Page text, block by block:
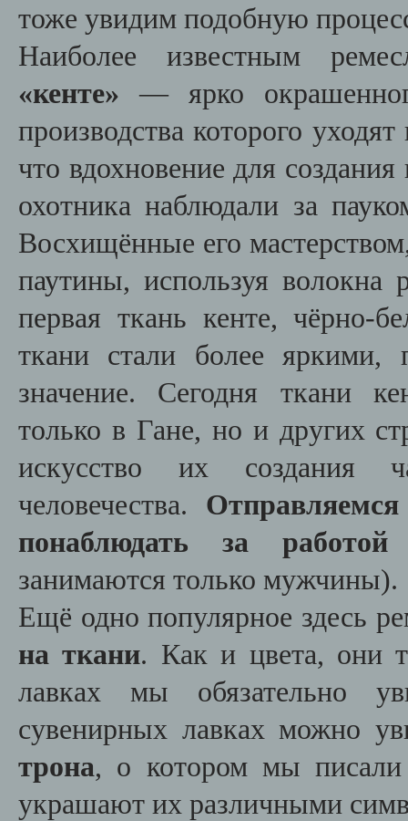
тоже увидим подобную
Наиболее известным
«кенте» — ярко
производства которого
что вдохновение для
охотника наблюдали за
Восхищённые его
паутины, используя
первая ткань кенте, чёрно-
ткани стали более
значение. Сегодня ткани
только в Гане, но и других
искусство их создания
человечества.
понаблюдать за работой
занимаются только мужчины).
Ещё одно популярное здесь
на ткани. Как и цвета, они
лавках мы обязательно
сувенирных лавках можно
трона, о котором мы
украшают их различными